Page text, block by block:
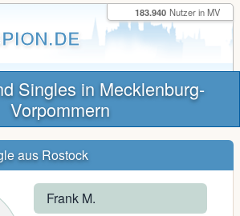
183.940 Nutzer in MV
Singles in Mecklenburg-
Vorpommern
aus Rostock
Frank M.